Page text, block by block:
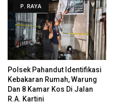
P. RAYA
Polsek Pahandut Identifikasi
Kebakaran Rumah, Warung
Dan 8 Kamar Kos Di Jalan
R.A. Kartini